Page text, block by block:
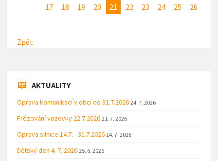
17
18 19 20 21 22 23 24 25 26
Zpět
AKTUALITY
Oprava komunikací v obci do 31.7.2026 24. 7. 2026
Frézování vozovky 22.7.2026 21. 7. 2026
Oprava silnice 14.7. - 31.7.2026 14. 7. 2026
Dětský den 4. 7. 2026 25. 6. 2026